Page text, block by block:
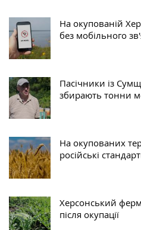
На окупованій
без мобільного
Пасічники із
збирають тонни
На окупованих
російські
Херсонський
після окупації